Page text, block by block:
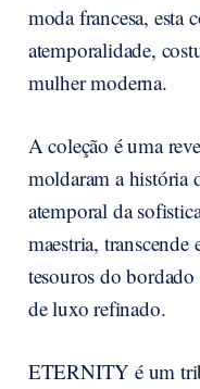
moda francesa, esta
atemporalidade,
mulher moderna.
A coleção é uma
moldaram a história
atemporal da
maestria, transcende
tesouros do bordado
de luxo refinado.
ETERNITY é um